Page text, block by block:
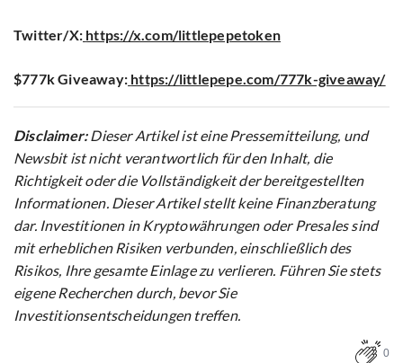
Twitter/X: https://x.com/littlepepetoken
$777k Giveaway: https://littlepepe.com/777k-giveaway/
Disclaimer:Dieser Artikel ist eine Pressemitteilung, und
Newsbit ist nicht verantwortlich für den Inhalt, die
Richtigkeit oder die Vollständigkeit der bereitgestellten
Informationen. Dieser Artikel stellt keine Finanzberatung
dar. Investitionen in Kryptowährungen oder Presales sind
mit erheblichen Risiken verbunden, einschließlich des
Risikos, Ihre gesamte Einlage zu verlieren. Führen Sie stets
eigene Recherchen durch, bevor Sie
Investitionsentscheidungen treffen.
0